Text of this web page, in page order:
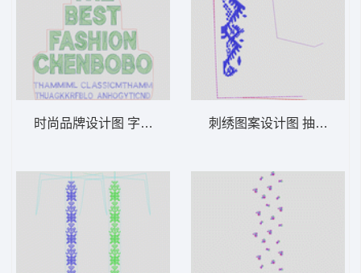
时尚品牌设计图 字母毛巾绣 刺绣图案设计图 抽象条